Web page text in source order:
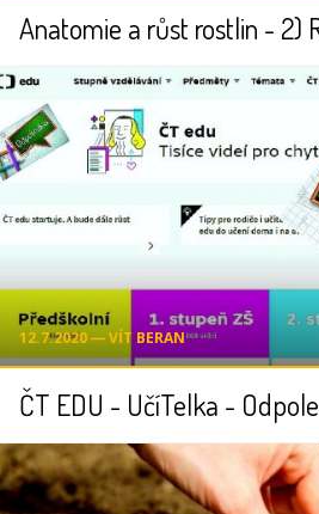
Anatomie a růst rostlin - 2)
12.7.2020 ― VÍT BERAN
ČT EDU - UčíTelka -